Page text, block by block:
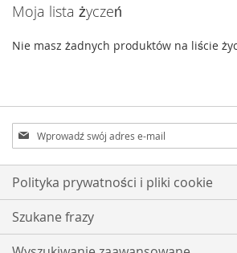
Moja lista życzeń
Nie masz żadnych produktów na liście
Subskrybuj
nasz
newsletter:
Polityka prywatności i pliki cookie
Szukane frazy